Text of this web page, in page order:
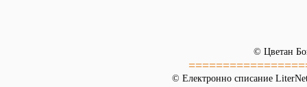
© Цветан
© Електронно списание